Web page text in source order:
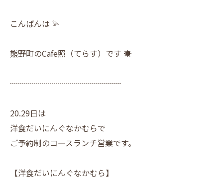
こんばんは 𓅫
熊野町のCafe照（てらす）です ☀︎
┈┈┈┈┈┈┈┈┈┈┈┈┈┈
20.29日は
洋食だいにんぐなかむらで
ご予約制のコースランチ営業です。
【洋食だいにんぐなかむら】